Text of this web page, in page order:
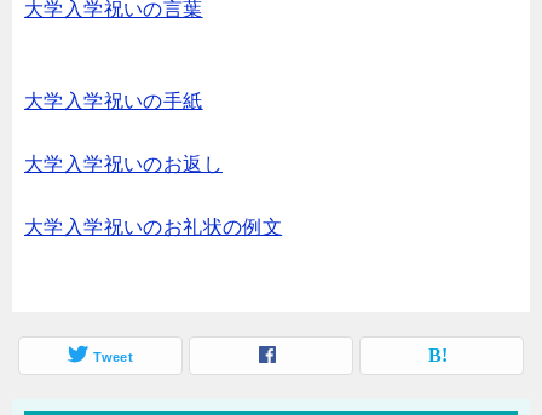
大学入学祝いの言葉
大学入学祝いの手紙
大学入学祝いのお返し
大学入学祝いのお礼状の例文
Tweet